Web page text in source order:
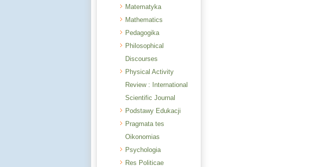
Matematyka
Mathematics
Pedagogika
Philosophical
Discourses
Physical Activity
Review : International
Scientific Journal
Podstawy Edukacji
Pragmata tes
Oikonomias
Psychologia
Res Politicae